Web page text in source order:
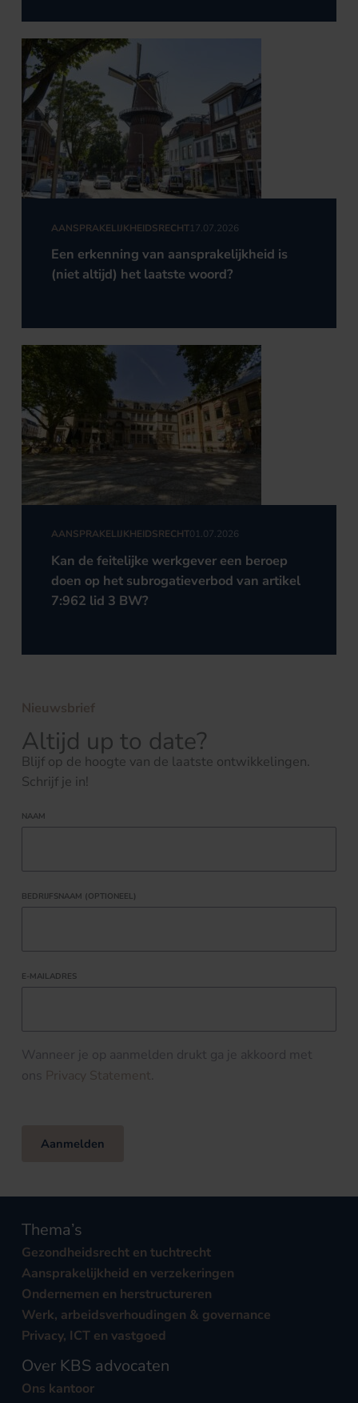
AANSPRAKELIJKHEIDSRECHT17.07.2026
Een erkenning van aansprakelijkheid is
(niet altijd) het laatste woord?
AANSPRAKELIJKHEIDSRECHT01.07.2026
Kan de feitelijke werkgever een beroep
doen op het subrogatieverbod van artikel
7:962 lid 3 BW?
Nieuwsbrief
Altijd up to date?
Blijf op de hoogte van de laatste ontwikkelingen.
Schrijf je in!
NAAM
BEDRIJFSNAAM (OPTIONEEL)
E-MAILADRES
Wanneer je op aanmelden drukt ga je akkoord met
ons Privacy Statement.
Aanmelden
Thema’s
Gezondheidsrecht en tuchtrecht
Aansprakelijkheid en verzekeringen
Ondernemen en herstructureren
Werk, arbeidsverhoudingen & governance
Privacy, ICT en vastgoed
Over KBS advocaten
Ons kantoor